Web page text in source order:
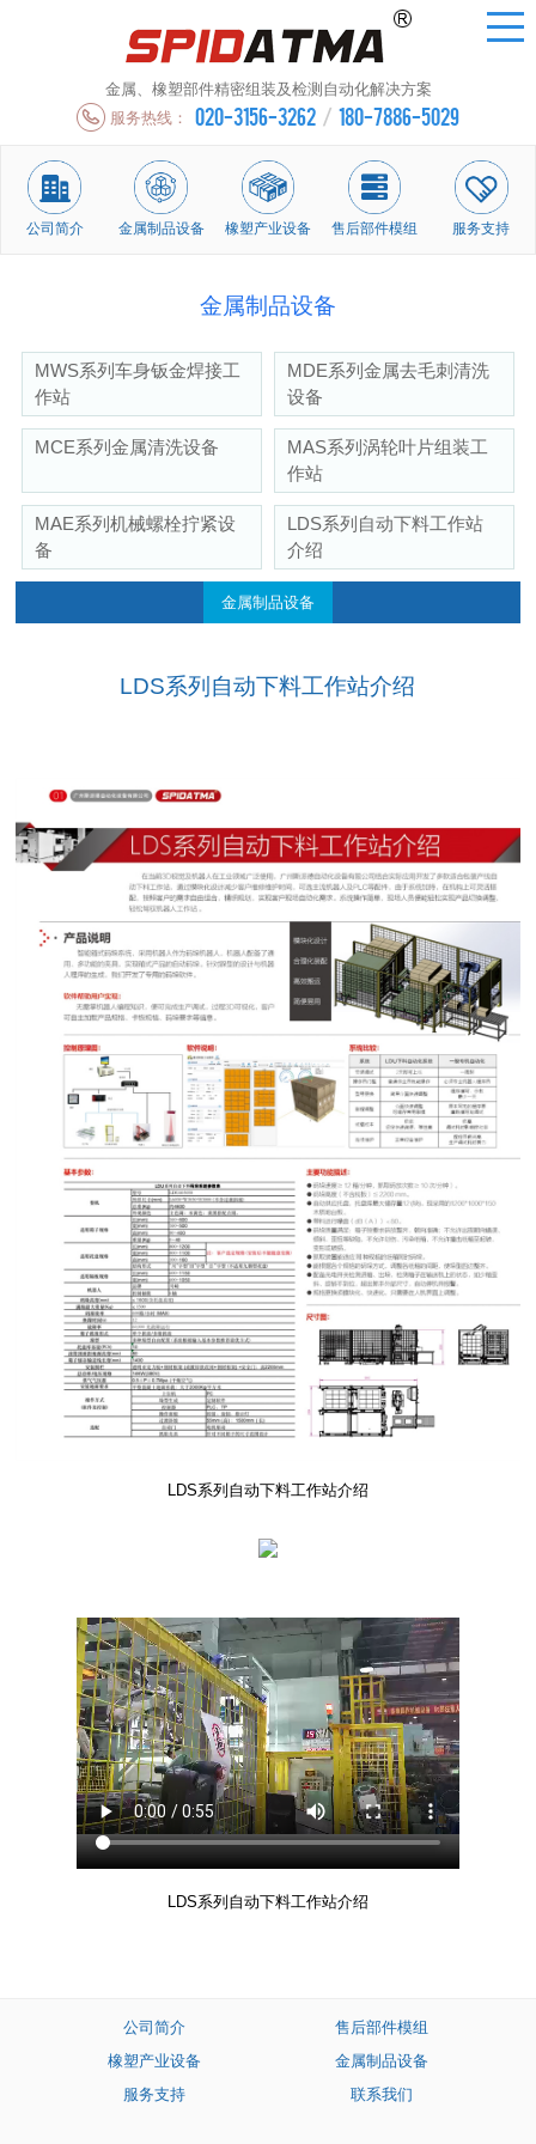
金属、橡塑部件精密组装及检测自动化解决方案
服务热线：
020-3156-3262 / 180-7886-5029
公司简介 金属制品设备 橡塑产业设备 售后部件模组 服务支持
金属制品设备
MWS系列车身钣金焊接工
作站
MDE系列金属去毛刺清洗
设备
MCE系列金属清洗设备
MAS系列涡轮叶片组装工
作站
MAE系列机械螺栓拧紧设
备
LDS系列自动下料工作站
介绍
金属制品设备
LDS系列自动下料工作站介绍
LDS系列自动下料工作站介绍
LDS系列自动下料工作站介绍
公司简介
售后部件模组
橡塑产业设备
金属制品设备
服务支持
联系我们